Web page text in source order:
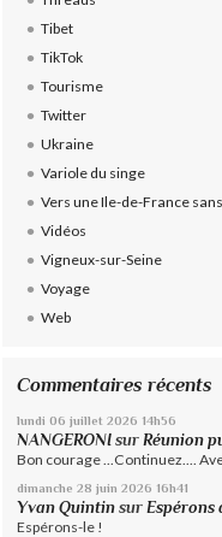
Tibet
TikTok
Tourisme
Twitter
Ukraine
Variole du singe
Vers une Ile-de-France
Vidéos
Vigneux-sur-Seine
Voyage
Web
Commentaires récents
lundi 06 juillet 2026 14h56
NANGERONI surRéunion
Bon courage ...Continuez....
dimanche 28 juin 2026 16h41
Yvan Quintin surEspérons
Espérons-le !